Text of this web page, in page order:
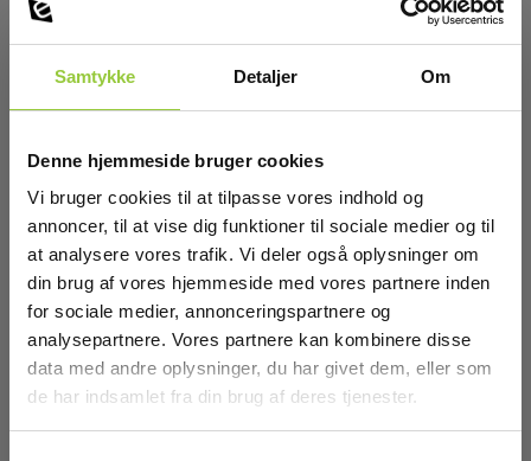
Samtykke Detaljer Om
Denne hjemmeside bruger cookies
Vi bruger cookies til at tilpasse vores indhold og
annoncer, til at vise dig funktioner til sociale medier og til
at analysere vores trafik. Vi deler også oplysninger om
din brug af vores hjemmeside med vores partnere inden
for sociale medier, annonceringspartnere og
analysepartnere. Vores partnere kan kombinere disse
data med andre oplysninger, du har givet dem, eller som
de har indsamlet fra din brug af deres tjenester.